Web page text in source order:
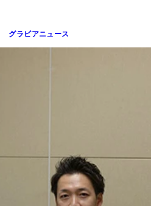
グラビアニュース